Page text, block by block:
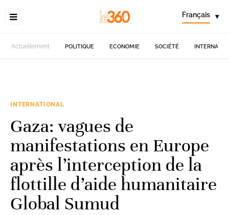
Français ▾
Actuellement POLITIQUE ECONOMIE SOCIÉTÉ
INTERNATIONAL
Gaza: vagues de
manifestations en Europe
après l’interception de la
flottille d’aide humanitaire
Global Sumud